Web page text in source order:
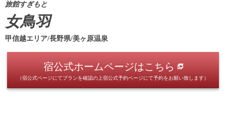
旅館すぎもと
女鳥羽
甲信越エリア/長野県/美ヶ原温泉
宿公式ホームページはこちら
（宿公式ページにてプランを確認の上宿公式予約ページにて予約をお願い致します）